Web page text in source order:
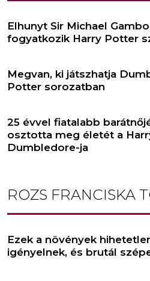
Elhunyt Sir Michael
fogyatkozik Harry Potter
Megvan, ki játszhatja
Potter sorozatban
25 évvel fiatalabb
osztotta meg életét a
Dumbledore-ja
ROZS FRANCISKA
Ezek a növények
igényelnek, és brutál